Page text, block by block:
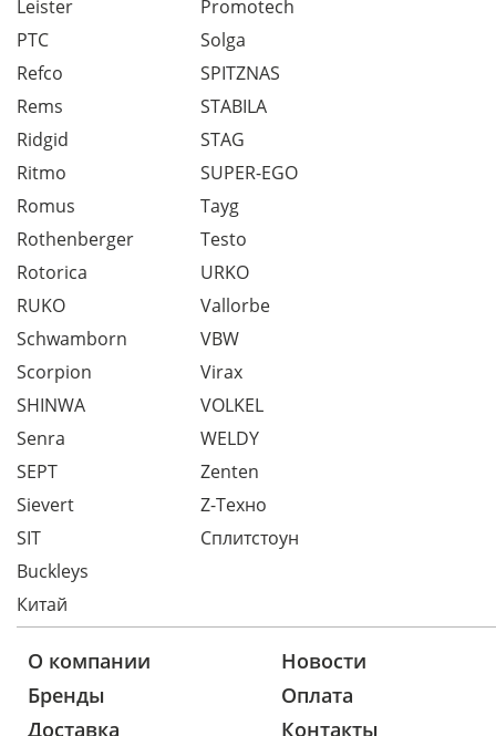
Leister
Promotech
PTC
Refco
Rems
Ridgid
Ritmo
Romus
Rothenberger
Rotorica
RUKO
Schwamborn
Scorpion
SHINWA
Senra
SEPT
Sievert
SIT
Solga
SPITZNAS
STABILA
STAG
SUPER-EGO
Tayg
Testo
URKO
Vallorbe
VBW
Virax
VOLKEL
WELDY
Zenten
Z-Техно
Сплитстоун
Buckleys
Китай
О компании
Новости
Бренды
Оплата
Доставка
Контакты